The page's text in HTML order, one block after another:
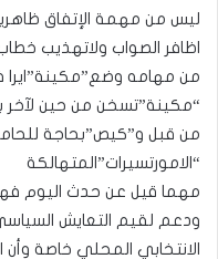
ليس من مهمة الإتفاق ظاهريا
اظافر الصواب ولاتهذيب
من مهامه
“مكينة”تسخن من حين
من قبل و”كيص”بحاجة
“الامورتسيرات”المتهالكة
مهما قيل عن حدث اليوم
ودعم لقيم التعايش
الانتخابي المحلي خاصة